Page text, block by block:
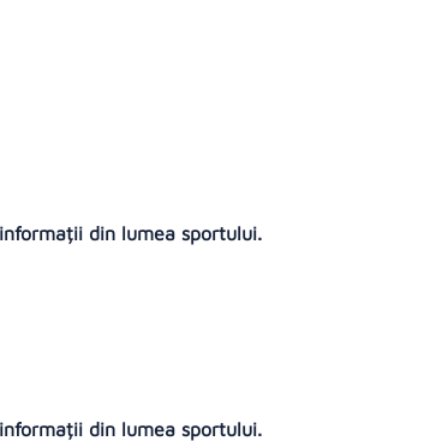
din lumea sportului.
din lumea sportului.